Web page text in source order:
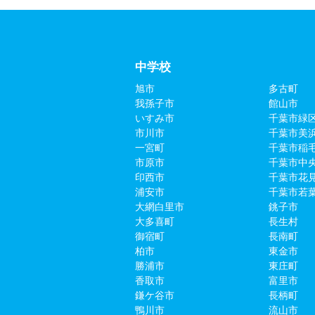
中学校
旭市
我孫子市
いすみ市
市川市
一宮町
市原市
印西市
浦安市
大網白里市
大多喜町
御宿町
柏市
勝浦市
香取市
鎌ケ谷市
鴨川市
多古町
館山市
千葉市緑
千葉市美
千葉市稲
千葉市中
千葉市花
千葉市若
銚子市
長生村
長南町
東金市
東庄町
富里市
長柄町
流山市